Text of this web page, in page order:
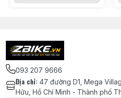
093 207 9666
Địa chỉ: 47 đường D1, Mega
Hữu, Hồ Chí Minh - Thành phố